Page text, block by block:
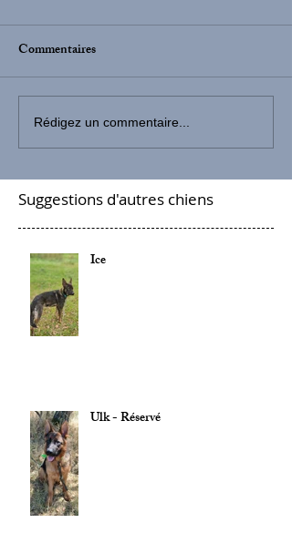
Commentaires
Rédigez un commentaire...
Suggestions d'autres chiens
Ice
Ulk - Réservé